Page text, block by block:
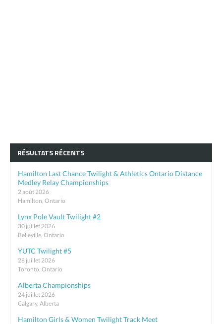
RÉSULTATS RÉCENTS
Hamilton Last Chance Twilight & Athletics Ontario Distance
Medley Relay Championships
2 août 2026
Hamilton, Ontario
Lynx Pole Vault Twilight #2
30 juillet 2026
Belleville, Ontario
YUTC Twilight #5
28 juillet 2026
Toronto, Ontario
Alberta Championships
24 juillet 2026
Calgary, Alberta
Hamilton Girls & Women Twilight Track Meet